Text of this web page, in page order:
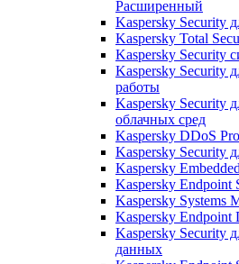
Расширенный
Kaspersky Security
Kaspersky Total
Kaspersky Security
Kaspersky Security
работы
Kaspersky Security
облачных сред
Kaspersky DDoS
Kaspersky Security
Kaspersky
Kaspersky Endpoint
Kaspersky Systems
Kaspersky Endpoint
Kaspersky Security
данных